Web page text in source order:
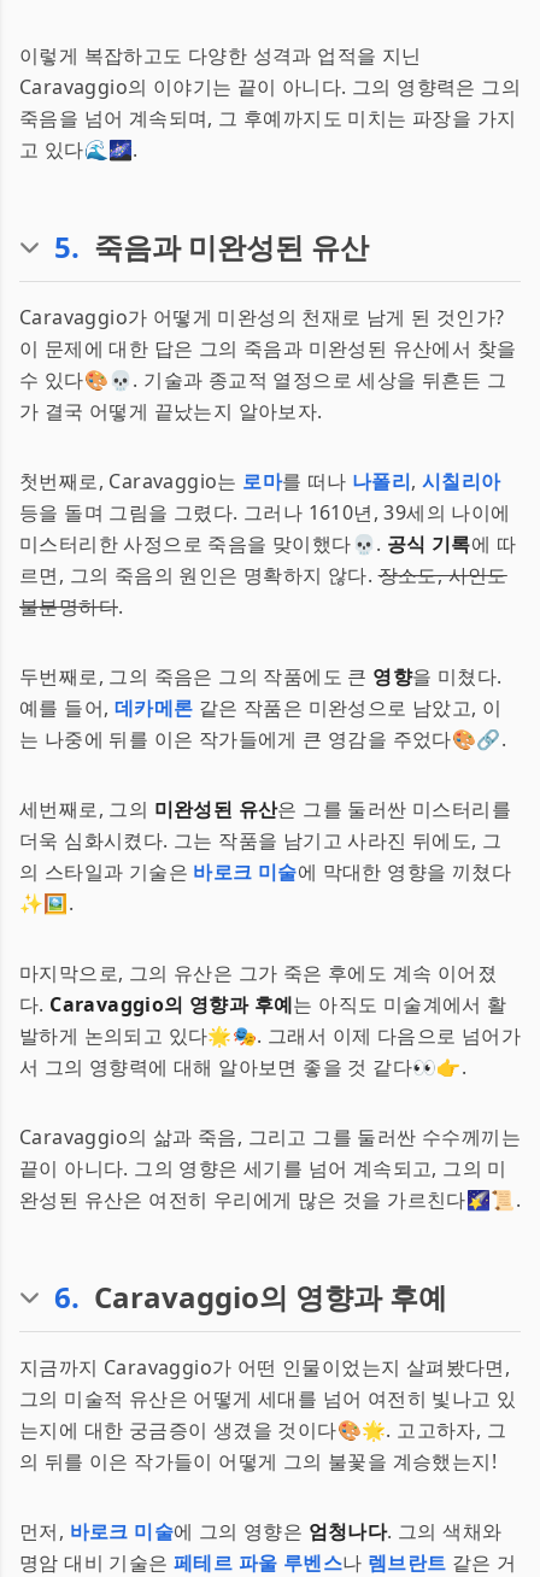
이렇게 복잡하고도 다양한 성격과 업적을 지닌
Caravaggio의 이야기는 끝이 아니다. 그의 영향력은 그의
죽음을 넘어 계속되며, 그 후예까지도 미치는 파장을 가지
고 있다🌊🌌.
5. 죽음과 미완성된 유산
Caravaggio가 어떻게 미완성의 천재로 남게 된 것인가?
이 문제에 대한 답은 그의 죽음과 미완성된 유산에서 찾을
수 있다🎨💀. 기술과 종교적 열정으로 세상을 뒤흔든 그
가 결국 어떻게 끝났는지 알아보자.
첫번째로, Caravaggio는 로마를 떠나 나폴리,시칠리아
등을 돌며 그림을 그렸다. 그러나 1610년, 39세의 나이에
미스터리한 사정으로 죽음을 맞이했다💀. 공식 기록에 따
르면, 그의 죽음의 원인은 명확하지 않다.장소도, 사인도
불분명하다.
두번째로, 그의 죽음은 그의 작품에도 큰 영향을 미쳤다.
예를 들어, 데카메론 같은 작품은 미완성으로 남았고, 이
는 나중에 뒤를 이은 작가들에게 큰 영감을 주었다🎨🔗.
세번째로, 그의 미완성된 유산은 그를 둘러싼 미스터리를
더욱 심화시켰다. 그는 작품을 남기고 사라진 뒤에도, 그
의 스타일과 기술은 바로크 미술에 막대한 영향을 끼쳤다
✨🖼️.
마지막으로, 그의 유산은 그가 죽은 후에도 계속 이어졌
다. Caravaggio의 영향과 후예는 아직도 미술계에서 활
발하게 논의되고 있다🌟🎭. 그래서 이제 다음으로 넘어가
서 그의 영향력에 대해 알아보면 좋을 것 같다👀👉.
Caravaggio의 삶과 죽음, 그리고 그를 둘러싼 수수께끼는
끝이 아니다. 그의 영향은 세기를 넘어 계속되고, 그의 미
완성된 유산은 여전히 우리에게 많은 것을 가르친다🌠📜.
6. Caravaggio의 영향과 후예
지금까지 Caravaggio가 어떤 인물이었는지 살펴봤다면,
그의 미술적 유산은 어떻게 세대를 넘어 여전히 빛나고 있
는지에 대한 궁금증이 생겼을 것이다🎨🌟. 고고하자, 그
의 뒤를 이은 작가들이 어떻게 그의 불꽃을 계승했는지!
먼저, 바로크 미술에 그의 영향은 엄청나다. 그의 색채와
명암 대비 기술은 페테르 파울 루벤스나 렘브란트 같은 거